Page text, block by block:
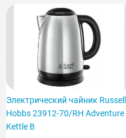
Электрический чайник Russell
Hobbs 23912-70/RH Adventure
Kettle B